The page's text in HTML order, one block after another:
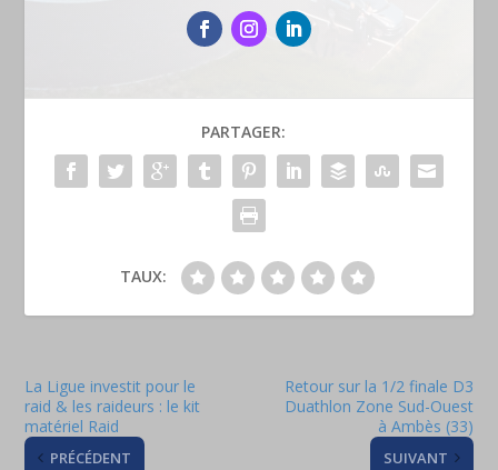
PARTAGER:
TAUX:
La Ligue investit pour le
raid & les raideurs : le kit
matériel Raid
PRÉCÉDENT
Retour sur la 1/2 finale D3
Duathlon Zone Sud-Ouest
à Ambès (33)
SUIVANT